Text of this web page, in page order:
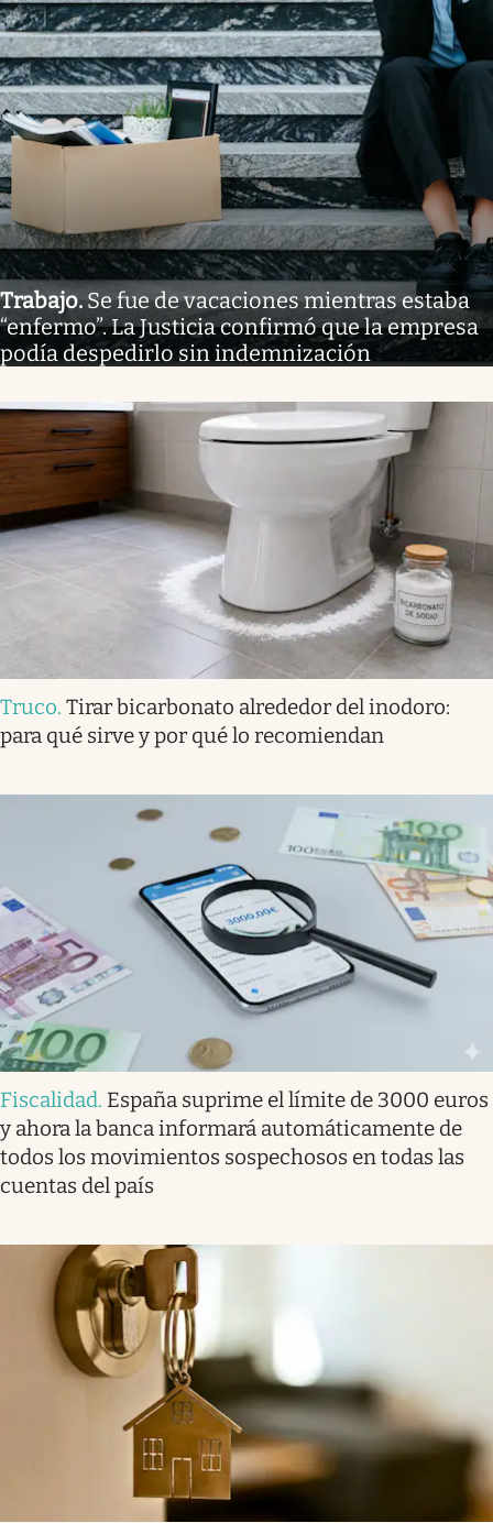
Trabajo.Se fue de vacaciones mientras estaba
“enfermo”. La Justicia confirmó que la empresa
podía despedirlo sin indemnización
Truco. Tirar bicarbonato alrededor del inodoro:
para qué sirve y por qué lo recomiendan
Fiscalidad. España suprime el límite de 3000 euros
y ahora la banca informará automáticamente de
todos los movimientos sospechosos en todas las
cuentas del país